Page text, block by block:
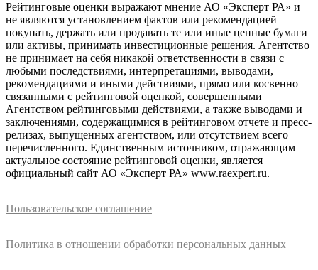
Рейтинговые оценки выражают мнение АО «Эксперт РА» и
не являются установлением фактов или рекомендацией
покупать, держать или продавать те или иные ценные бумаги
или активы, принимать инвестиционные решения. Агентство
не принимает на себя никакой ответственности в связи с
любыми последствиями, интерпретациями, выводами,
рекомендациями и иными действиями, прямо или косвенно
связанными с рейтинговой оценкой, совершенными
Агентством рейтинговыми действиями, а также выводами и
заключениями, содержащимися в рейтинговом отчете и пресс-
релизах, выпущенных агентством, или отсутствием всего
перечисленного. Единственным источником, отражающим
актуальное состояние рейтинговой оценки, является
официальный сайт АО «Эксперт РА» www.raexpert.ru.
Пользовательское соглашение
Политика в отношении обработки персональных данных